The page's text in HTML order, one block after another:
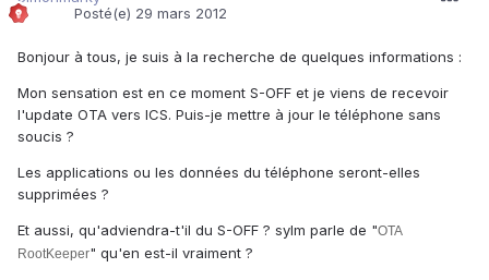
Posté(e) 29 mars 2012
Bonjour à tous, je suis à la recherche de quelques informations :
Mon sensation est en ce moment S-OFF et je viens de recevoir
l'update OTA vers ICS. Puis-je mettre à jour le téléphone sans
soucis ?
Les applications ou les données du téléphone seront-elles
supprimées ?
Et aussi, qu'adviendra-t'il du S-OFF ? sylm parle de "OTA
RootKeeper" qu'en est-il vraiment ?